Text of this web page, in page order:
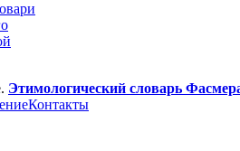
Этимологический словарь
Контакты